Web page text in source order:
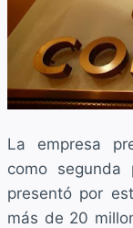
La empresa
como
presentó por
más de 20